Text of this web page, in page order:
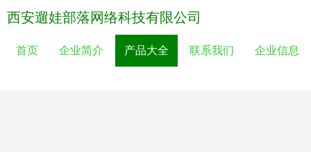
西安遛娃部落网络科技有限公司
首页 企业简介 产品大全 联系我们 企业信息